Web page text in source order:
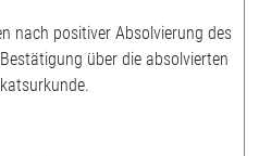
nach positiver Absolvierung des
über die absolvierten